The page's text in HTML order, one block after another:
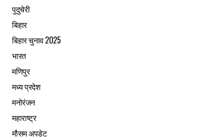
पुदुचेरी
बिहार
बिहार चुनाव 2025
भारत
मणिपुर
मध्य प्रदेश
मनोरंजन
महाराष्ट्र
मौसम अपडेट